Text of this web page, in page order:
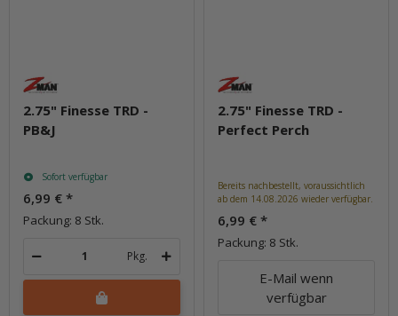
2.75" Finesse TRD -
PB&J
Sofort verfügbar
6,99 € *
Packung: 8 Stk.
Pkg.
2.75" Finesse TRD -
Perfect Perch
Bereits nachbestellt, voraussichtlich
ab dem 14.08.2026 wieder verfügbar.
6,99 € *
Packung: 8 Stk.
E-Mail wenn
verfügbar